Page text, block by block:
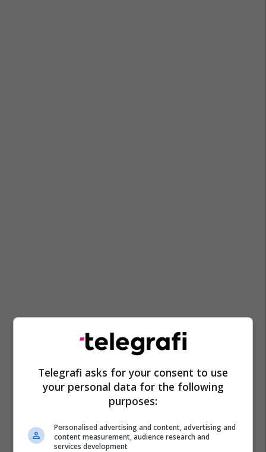
Telegrafi asks for your consent to use
your personal data for the following
purposes:
Personalised advertising and content, advertising and
content measurement, audience research and
services development